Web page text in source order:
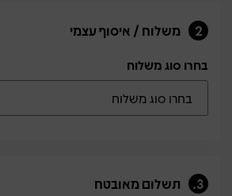
2 משלוח / איסוף עצמי
בחרו סוג משלוח
3. תשלום מאובטח